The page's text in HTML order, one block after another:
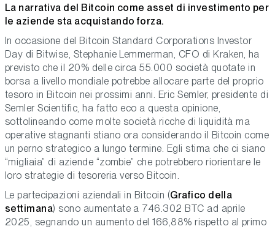
La narrativa del Bitcoin come asset di investimento per
le aziende sta acquistando forza.
In occasione del Bitcoin Standard Corporations Investor
Day di Bitwise, Stephanie Lemmerman, CFO di Kraken, ha
previsto che il 20% delle circa 55.000 società quotate in
borsa a livello mondiale potrebbe allocare parte del proprio
tesoro in Bitcoin nei prossimi anni. Eric Semler, presidente di
Semler Scientific, ha fatto eco a questa opinione,
sottolineando come molte società ricche di liquidità ma
operative stagnanti stiano ora considerando il Bitcoin come
un perno strategico a lungo termine. Egli stima che ci siano
“migliaia” di aziende “zombie” che potrebbero riorientare le
loro strategie di tesoreria verso Bitcoin.
Le partecipazioni aziendali in Bitcoin (Grafico della
settimana) sono aumentate a 746.302 BTC ad aprile
2025, segnando un aumento del 166,88% rispetto al primo